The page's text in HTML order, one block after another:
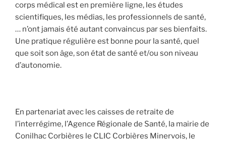
corps médical est en première ligne, les études
scientifiques, les médias, les professionnels de santé,
… n’ont jamais été autant convaincus par ses bienfaits.
Une pratique régulière est bonne pour la santé, quel
que soit son âge, son état de santé et/ou son niveau
d’autonomie.
En partenariat avec les caisses de retraite de
l’interrégime, l’Agence Régionale de Santé, la mairie de
Conilhac Corbières le CLIC Corbières Minervois, le